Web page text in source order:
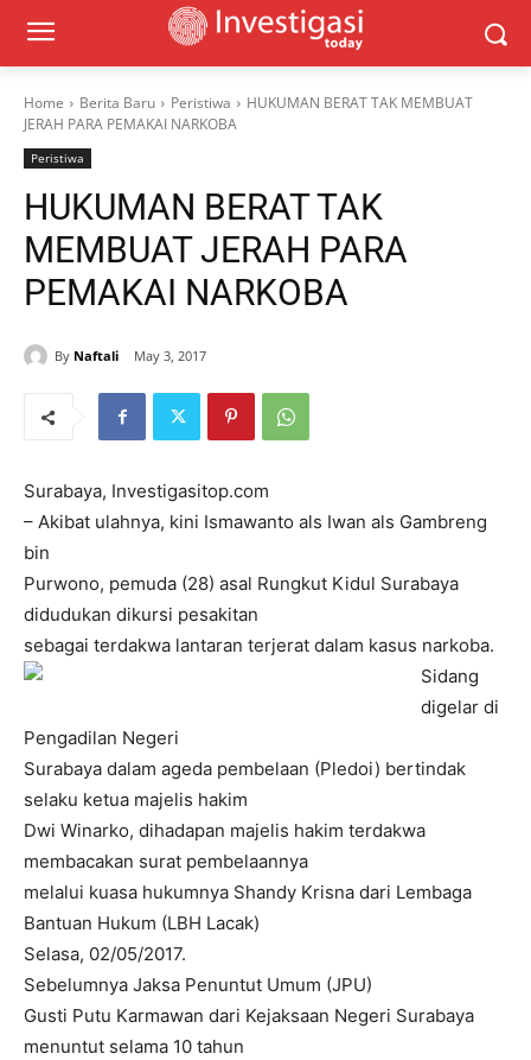
Home Berita Baru Peristiwa
HUKUMAN BERAT TAK MEMBUAT
JERAH PARA PEMAKAI NARKOBA
Peristiwa
HUKUMAN BERAT TAK
MEMBUAT JERAH PARA
PEMAKAI NARKOBA
By Naftali May 3, 2017
Surabaya, Investigasitop.com
– Akibat ulahnya, kini Ismawanto als Iwan als Gambreng
bin
Purwono, pemuda (28) asal Rungkut Kidul Surabaya
didudukan dikursi pesakitan
sebagai terdakwa lantaran terjerat dalam kasus narkoba.
Sidang
digelar di
Pengadilan Negeri
Surabaya dalam ageda pembelaan (Pledoi) bertindak
selaku ketua majelis hakim
Dwi Winarko, dihadapan majelis hakim terdakwa
membacakan surat pembelaannya
melalui kuasa hukumnya Shandy Krisna dari Lembaga
Bantuan Hukum (LBH Lacak)
Selasa, 02/05/2017.
Sebelumnya Jaksa Penuntut Umum (JPU)
Gusti Putu Karmawan dari Kejaksaan Negeri Surabaya
menuntut selama 10 tahun